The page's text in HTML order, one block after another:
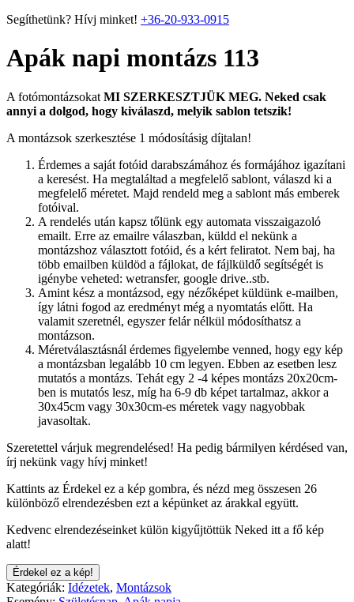
Segíthetünk? Hívj minket! +36-20-933-0915
Apák napi montázs 113
A fotómontázsokat MI SZERKESZTJÜK MEG. Neked csak
annyi a dolgod, hogy kiválaszd, melyik sablon tetszik!
A montázsok szerkesztése 1 módosításig díjtalan!
Érdemes a saját fotóid darabszámához és formájához igazítani
a keresést. Ha megtaláltad a megfelelő sablont, válaszd ki a
megfelelő méretet. Majd rendeld meg a sablont más emberek
fotóival.
A rendelés után kapsz tőlünk egy automata visszaigazoló
emailt. Erre az emailre válaszban, küldd el nekünk a
montázshoz választott fotóid, és a kért feliratot. Nem baj, ha
több emailben küldöd a fájlokat, de fájlküldő segítségét is
igénybe veheted: wetransfer, google drive..stb.
Amint kész a montázsod, egy nézőképet küldünk e-mailben,
így látni fogod az eredményt még a nyomtatás előtt. Ha
valamit szeretnél, egyszer felár nélkül módosíthatsz a
montázson.
Méretválasztásnál érdemes figyelembe venned, hogy egy kép
a montázsban legalább 10 cm legyen. Ebben az esetben lesz
mutatós a montázs. Tehát egy 2 -4 képes montázs 20x20cm-
ben is mutatós lesz, míg ha 6-9 db képet tartalmaz, akkor a
30x45cm vagy 30x30cm-es méretek vagy nagyobbak
javasoltak.
Szeretettel várjuk megrendelésed! Ha pedig bármilyen kérdésed van,
írj nekünk vagy hívj minket!
Kattints az Érdekel ez a kép gombra, és nézd meg összesen 26
különböző elrendezésben ezt a képünket az árakkal együtt.
Kedvenc elrendezéseinket külön kigyűjtöttük Neked itt a fő kép
alatt!
Érdekel ez a kép!
Kategóriák: Idézetek, Montázsok